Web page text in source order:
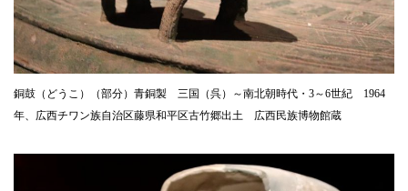
銅鼓（どうこ）（部分）青銅製 三国（呉）～南北朝時代・3～6世紀 1964
年、広西チワン族自治区藤県和平区古竹郷出土 広西民族博物館蔵